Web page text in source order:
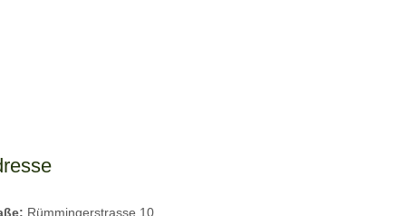
Rümmingerstrasse 10